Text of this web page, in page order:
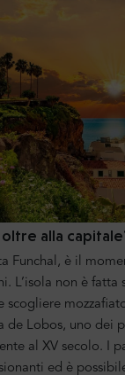
alla
Funchal, è il
L’isola non è fatta
scogliere
de Lobos, uno dei
al XV secolo. I
ed è